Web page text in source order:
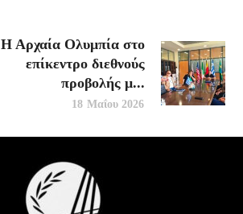
Η Αρχαία Ολυμπία στο
επίκεντρο διεθνούς
προβολής μ...
18 Μαΐου 2026